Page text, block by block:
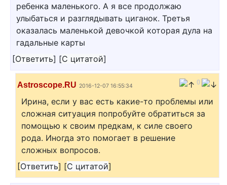
ребенка маленького. А я все продолжаю
улыбаться и разглядывать циганок. Третья
оказалась маленькой девочкой которая дула на
гадальные карты
[Ответить] [С цитатой]
Astroscope.RU 2016-12-07 16:55:34 0
Ирина, если у вас есть какие-то проблемы или
сложная ситуация попробуйте обратиться за
помощью к своим предкам, к силе своего
рода. Иногда это помогает в решение
сложных вопросов.
[Ответить] [С цитатой]